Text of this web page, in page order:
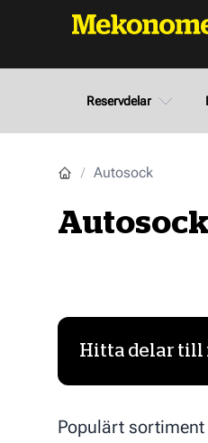
Reservdelar
Autosock
Autosock
Hitta delar till
Populärt sortiment